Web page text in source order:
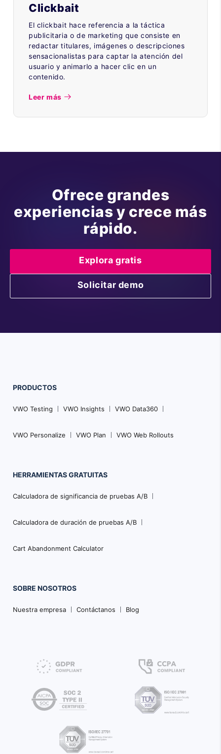
Clickbait
El clickbait hace referencia a la táctica
publicitaria o de marketing que consiste en
redactar titulares, imágenes o descripciones
sensacionalistas para captar la atención del
usuario y animarlo a hacer clic en un
contenido.
Leer más
Ofrece grandes
experiencias y crece más
rápido.
Explora gratis
Solicitar demo
PRODUCTOS
VWO Testing VWO Insights VWO Data360
VWO Personalize VWO Plan VWO Web Rollouts
HERRAMIENTAS GRATUITAS
Calculadora de significancia de pruebas A/B
Calculadora de duración de pruebas A/B
Cart Abandonment Calculator
SOBRE NOSOTROS
Nuestra empresa Contáctanos Blog